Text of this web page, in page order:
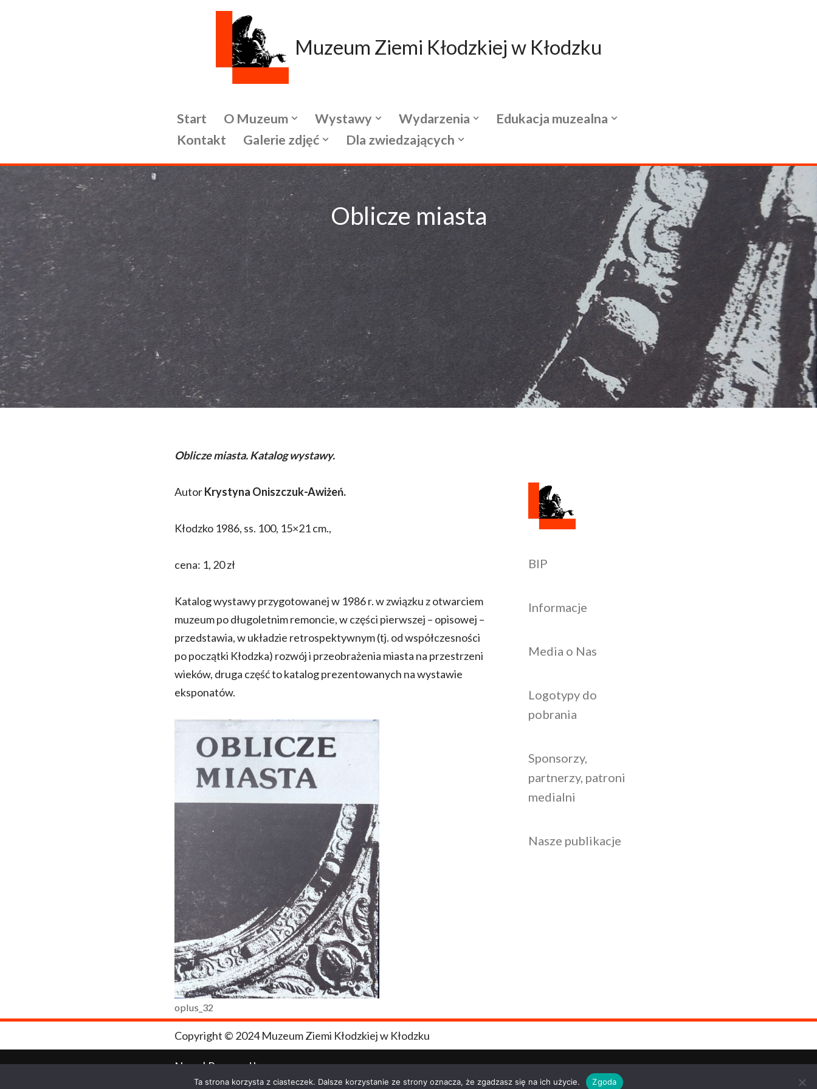
Muzeum Ziemi Kłodzkiej w Kłodzku
Start O Muzeum Wystawy Wydarzenia
Edukacja muzealna
Kontakt
Galerie zdjęć Dla zwiedzających
Oblicze miasta
Oblicze miasta. Katalog wystawy.
AutorKrystyna Oniszczuk-Awiżeń.
Kłodzko 1986, ss. 100, 15×21 cm.,
cena: 1, 20 zł
Katalog wystawy przygotowanej w 1986 r. w związku z otwarciem
muzeum po długoletnim remoncie, w części pierwszej – opisowej –
przedstawia, w układzie retrospektywnym (tj. od współczesności
po początki Kłodzka) rozwój i przeobrażenia miasta na przestrzeni
wieków, druga część to katalog prezentowanych na wystawie
eksponatów.
oplus_32
BIP
Informacje
Media o Nas
Logotypy do
pobrania
Sponsorzy,
partnerzy, patroni
medialni
Nasze publikacje
Copyright © 2024 Muzeum Ziemi Kłodzkiej w Kłodzku
Neve| Powered by
WordPress
Ta strona korzysta z ciasteczek. Dalsze korzystanie ze strony oznacza, że zgadzasz się na ich użycie. Zgoda